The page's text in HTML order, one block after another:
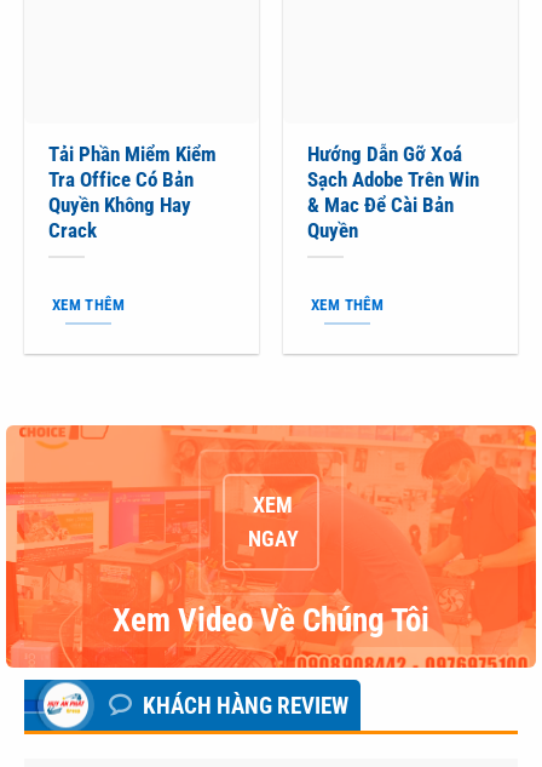
Tải Phần Miểm Kiểm
Tra Office Có Bản
Quyền Không Hay
Crack
XEM THÊM
Hướng Dẫn Gỡ Xoá
Sạch Adobe Trên Win
& Mac Để Cài Bản
Quyền
XEM THÊM
XEM
NGAY
Xem Video Về Chúng Tôi
KHÁCH HÀNG REVIEW